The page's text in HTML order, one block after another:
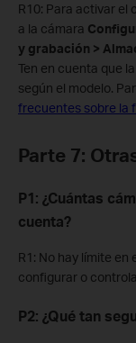
R10: Para activar el
a la cámara
y grabación >
Ten en cuenta que
según el modelo.
frecuentes sobre la
Parte 7:
P1: ¿Cuántas
cuenta?
R1: No hay límite
configurar o
P2: ¿Qué tan